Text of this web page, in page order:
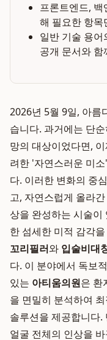
프론트엔드,
해 필요한 항목
일반 기술 용어
공개 문서와
2026년 5월 9일, 아름
습니다. 과거에는 단
망의 대상이었다면,
려한 '자연스러운 미
다. 이러한 변화의 중
고, 자연스럽게 올라
상을 완성하는 시술이
한 섬세한 미적 감각
꼬리필러와 입술비대
다. 이 분야에서 독보
있는 아티움의원은 환
을 면밀히 분석하여
솔루션을 제공합니다.
얼굴 전체의 인상을